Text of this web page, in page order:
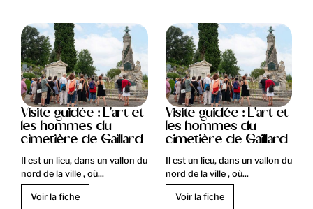
Visite guidée : L'art et
les hommes du
cimetière de Gaillard
Il est un lieu, dans un vallon du
nord de la ville , où...
Voir la fiche
Visite guidée : L'art et
les hommes du
cimetière de Gaillard
Il est un lieu, dans un vallon du
nord de la ville , où...
Voir la fiche